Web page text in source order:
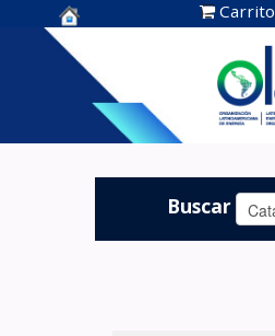
Centro de
Documentación
OLADE -
Carrito
Buscar